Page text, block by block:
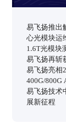
易飞扬推出
心光模块运
1.6T光模块
易飞扬再斩
易飞扬亮相
400G/800G
易飞扬技术
展新征程